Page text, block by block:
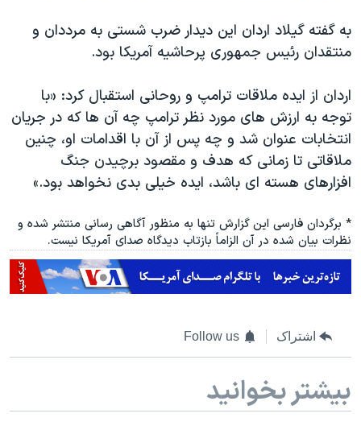
به گفته گیلاد اردان این دیدار ضرب شستی به مرددان و
منتقدان رئیس جمهوری پرحاشیه آمریکا بود.
اردان از ایده ملاقات ترامپ و روحانی استقبال کرد: «با
توجه به ارزش های مورد نظر ترامپ چه آن ها که در جریان
انتخابات عنوان شد و چه پس از آن با اقدامات او، چنین
ملاقاتی تا زمانی که هدف و مقصود برچیدن جنگ
افزارهای هسته ای باشد، ایده خیلی بدی نخواهد بود.»
* برگردان فارسی این گزارش تنها به منظور آگاهی رسانی منتشر شده و
نظرات بیان شده در آن الزاماً بازتاب دیدگاه صدای آمریکا نیست.
اشتراک Follow us
بیشتر بخوانید